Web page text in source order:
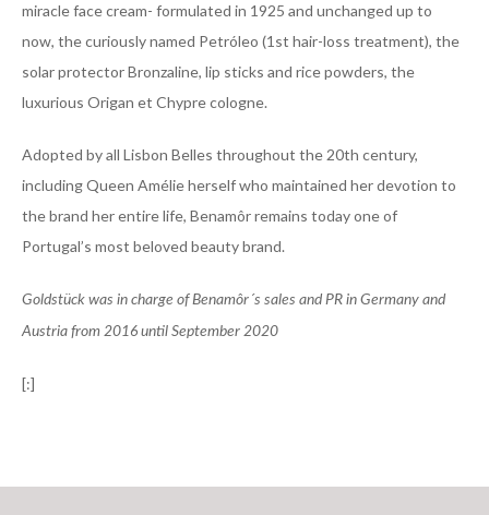
miracle face cream- formulated in 1925 and unchanged up to
now, the curiously named Petróleo (1st hair-loss treatment), the
solar protector Bronzaline, lip sticks and rice powders, the
luxurious Origan et Chypre cologne.
Adopted by all Lisbon Belles throughout the 20th century,
including Queen Amélie herself who maintained her devotion to
the brand her entire life, Benamôr remains today one of
Portugal’s most beloved beauty brand.
Goldstück was in charge of Benamôr´s sales and PR in Germany and
Austria from 2016 until September 2020
[:]